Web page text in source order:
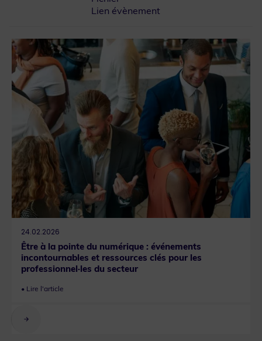
Lien évènement
24.02.2026
Être à la pointe du numérique : événements
incontournables et ressources clés pour les
professionnel·les du secteur
Que recherchez-vous ?